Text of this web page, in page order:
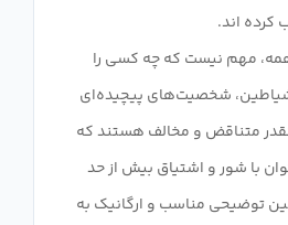
مهم نیست که چه کسی را
شیاطین، شخصیت‌های پیچیده‌ای
متناقض و مخالف هستند که
با شور و اشتیاق بیش از حد
توضیحی مناسب و ارگانیک به